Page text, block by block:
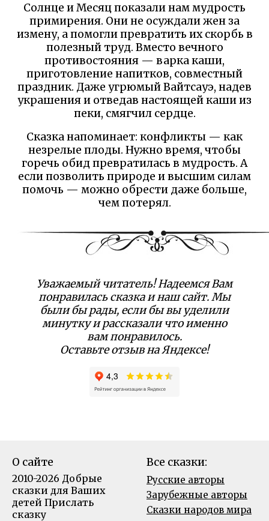
Солнце и Месяц показали нам мудрость
примирения. Они не осуждали жен за
измену, а помогли превратить их скорбь в
полезный труд. Вместо вечного
противостояния — варка каши,
приготовление напитков, совместный
праздник. Даже угрюмый Вайтсауэ, надев
украшения и отведав настоящей каши из
пеки, смягчил сердце.
Сказка напоминает: конфликты — как
незрелые плоды. Нужно время, чтобы
горечь обид превратилась в мудрость. А
если позволить природе и высшим силам
помочь — можно обрести даже больше,
чем потерял.
Уважаемый читатель! Надеемся Вам
понравилась сказка и наш сайт. Мы
были бы рады, если бы вы уделили
минутку и рассказали что именно
вам понравилось.
Оставьте отзыв на Яндексе!
О сайте
2010-2026 Добрые
сказки для Ваших
детей Прислать
сказку
Все сказки:
Русские авторы
Зарубежные авторы
Сказки народов мира